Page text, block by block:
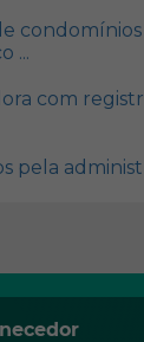
...
com
pela